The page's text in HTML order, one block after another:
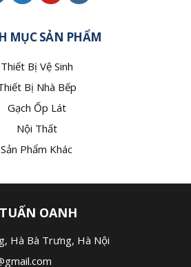
MỤC SẢN PHẨM
Thiết Bị Vệ Sinh
Bị Nhà Bếp
Gạch Ốp Lát
Nội Thất
Sản Phẩm Khác
OANH
Hà Bà Trưng, Hà Nội